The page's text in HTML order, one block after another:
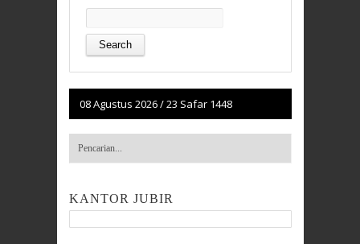
for:
08 Agustus 2026/23 Safar 1448
KANTOR JUBIR